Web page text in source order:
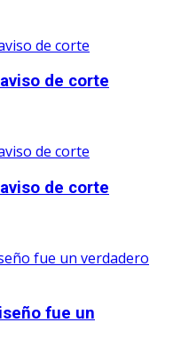
aviso de corte
aviso de corte
fue un